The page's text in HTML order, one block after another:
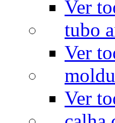
Ver
tubo
Ver
Ver